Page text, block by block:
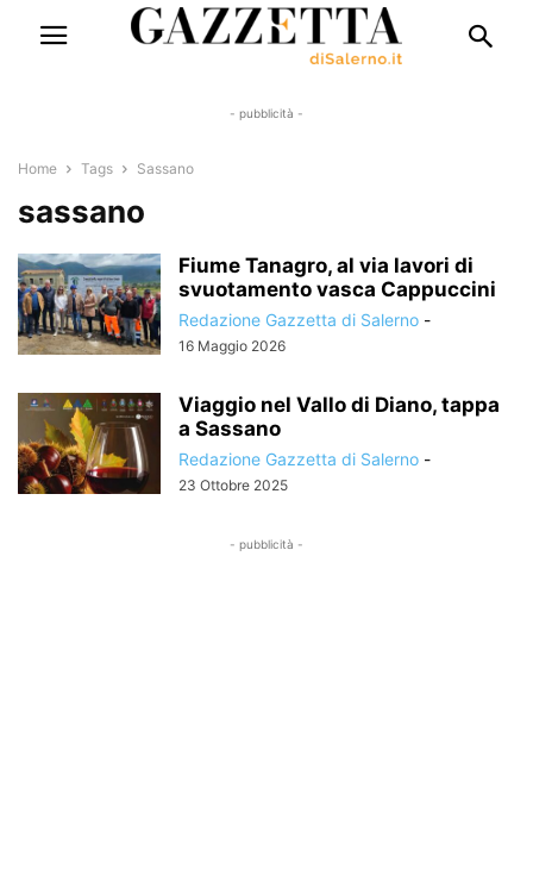
- pubblicità -
Home Tags Sassano
sassano
Fiume Tanagro, al via lavori di
svuotamento vasca Cappuccini
Redazione Gazzetta di Salerno -
16 Maggio 2026
Viaggio nel Vallo di Diano, tappa
a Sassano
Redazione Gazzetta di Salerno -
23 Ottobre 2025
- pubblicità -